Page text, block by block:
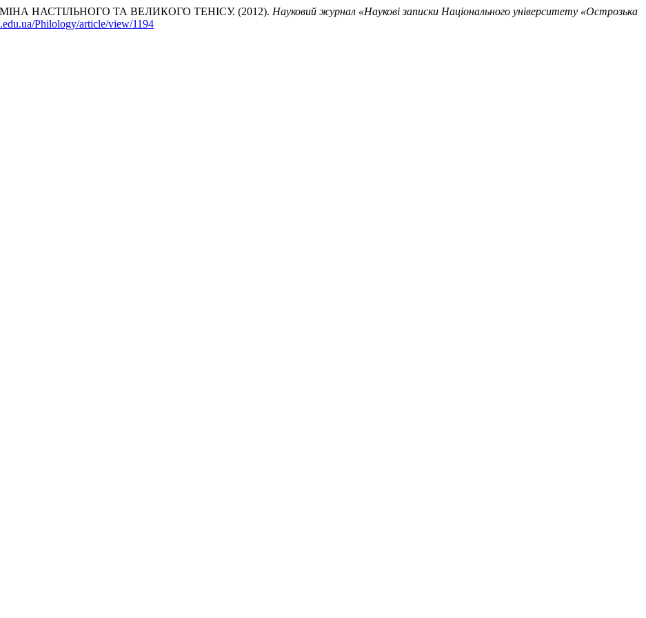
НАСТІЛЬНОГО ТА ВЕЛИКОГО ТЕНІСУ. (2012). Науковий журнал «Наукові записки Національного університету «Острозька
Philology/article/view/1194